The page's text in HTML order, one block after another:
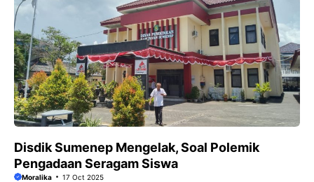
Disdik Sumenep Mengelak, Soal Polemik
Pengadaan Seragam Siswa
Moralika 17 Oct 2025